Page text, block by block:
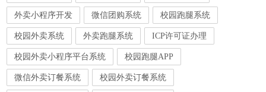
外卖小程序开发 微信团购系统 校园跑腿系统
校园外卖系统 外卖跑腿系统 ICP许可证办理
校园外卖小程序平台系统 校园跑腿APP
微信外卖订餐系统 校园外卖订餐系统